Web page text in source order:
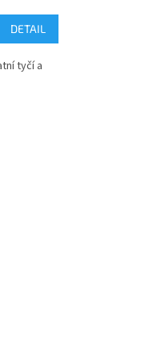
DETAIL
tyčí a